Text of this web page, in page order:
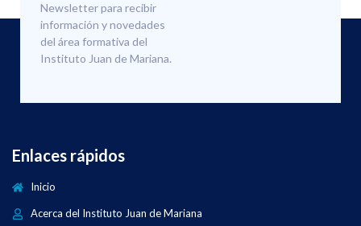
Newsletter para recibir
información y novedades
del área formativa del
Instituto Juan de Mariana.
Enlaces rápidos
Inicio
Acerca del Instituto Juan de Mariana